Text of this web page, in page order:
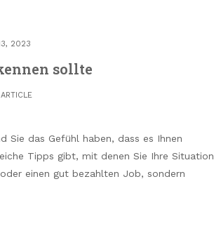
2023
sollte
ARTICLE
Sie das Gefühl haben, dass es Ihnen
Tipps gibt, mit denen Sie Ihre Situation
einen gut bezahlten Job, sondern